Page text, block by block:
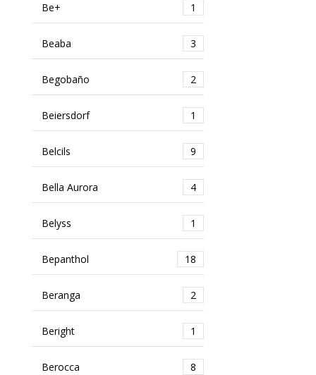
Be+ 1
Beaba 3
Begobaño 2
Beiersdorf 1
Belcils 9
Bella Aurora 4
Belyss 1
Bepanthol 18
Beranga 2
Beright 1
Berocca 8